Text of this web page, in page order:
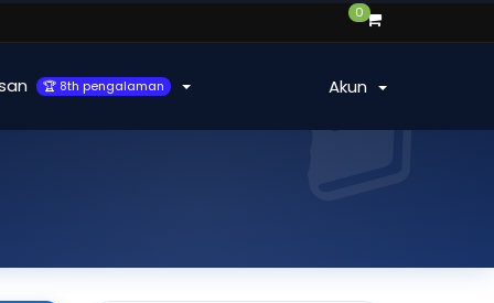
0
🏆 8th pengalaman Akun